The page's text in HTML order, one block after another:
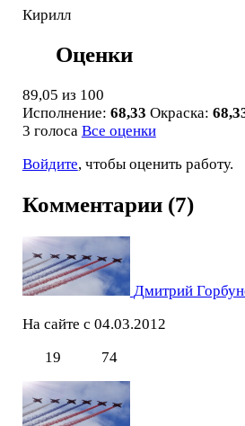
Кирилл
Оценки
89,05 из 100
Исполнение: 68,33 Окраска:
3 голоса Все оценки
Войдите, чтобы оценить работу.
Комментарии (7)
Дмитрий
На сайте с 04.03.2012
19
74